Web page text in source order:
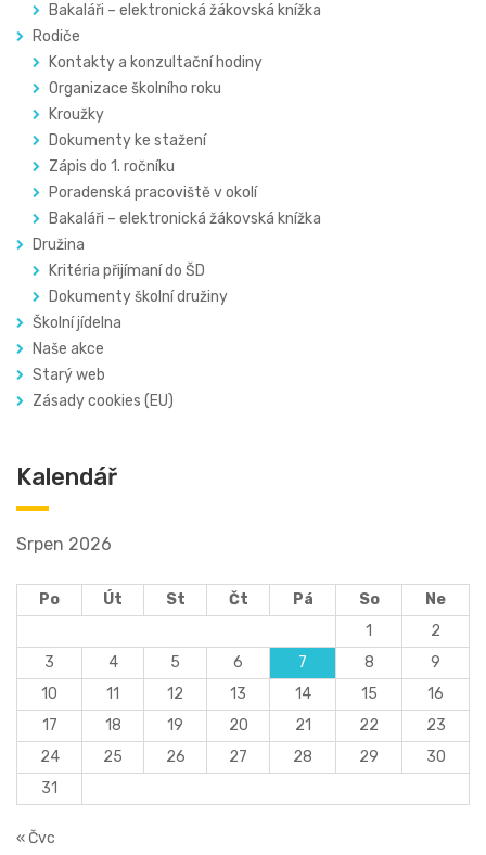
Bakaláři – elektronická žákovská knížka
Rodiče
Kontakty a konzultační hodiny
Organizace školního roku
Kroužky
Dokumenty ke stažení
Zápis do 1. ročníku
Poradenská pracoviště v okolí
Bakaláři – elektronická žákovská knížka
Družina
Kritéria přijímaní do ŠD
Dokumenty školní družiny
Školní jídelna
Naše akce
Starý web
Zásady cookies (EU)
Kalendář
Srpen 2026
Po Út St Čt Pá So
Ne
1
2
3
4 5 6 7 8
9
10
11 12 13 14 15
16
17
18 19 20 21 22
23
24
25 26 27 28 29
30
31
« Čvc